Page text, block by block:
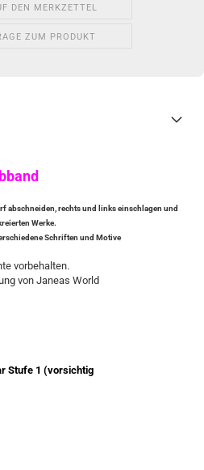
DEN MERKZETTEL
ZUM PRODUKT
abschneiden, rechts und links einschlagen und
Werke.
Schriften und Motive
vorbehalten.
von Janeas World
Stufe 1 (vorsichtig